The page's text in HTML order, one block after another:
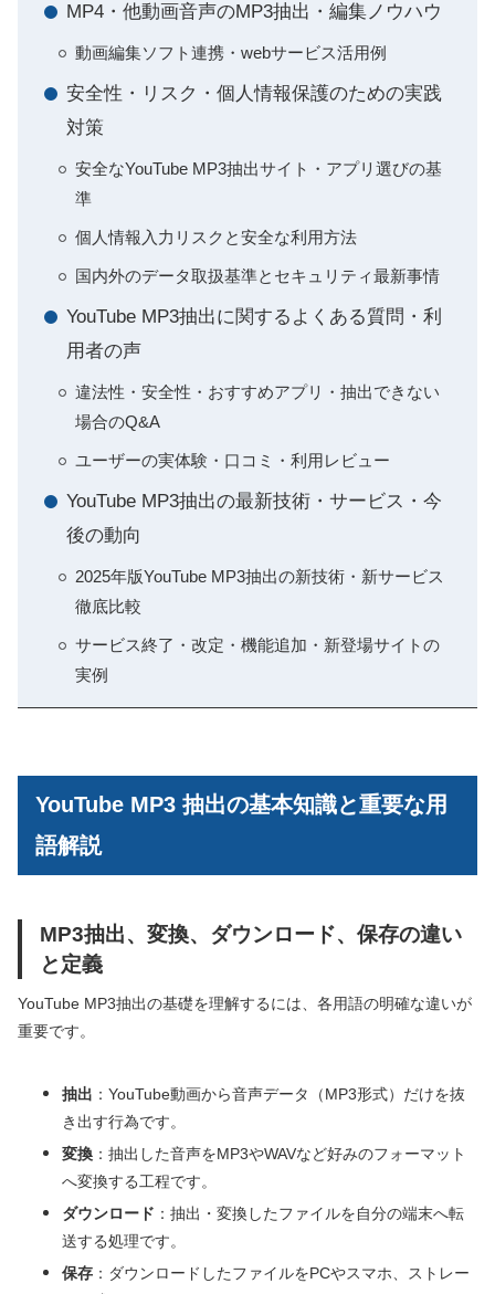
MP4・他動画音声のMP3抽出・編集ノウハウ
動画編集ソフト連携・webサービス活用例
安全性・リスク・個人情報保護のための実践
対策
安全なYouTube MP3抽出サイト・アプリ選びの基
準
個人情報入力リスクと安全な利用方法
国内外のデータ取扱基準とセキュリティ最新事情
YouTube MP3抽出に関するよくある質問・利
用者の声
違法性・安全性・おすすめアプリ・抽出できない
場合のQ&A
ユーザーの実体験・口コミ・利用レビュー
YouTube MP3抽出の最新技術・サービス・今
後の動向
2025年版YouTube MP3抽出の新技術・新サービス
徹底比較
サービス終了・改定・機能追加・新登場サイトの
実例
YouTube MP3 抽出の基本知識と重要な用
語解説
MP3抽出、変換、ダウンロード、保存の違い
と定義
YouTube MP3抽出の基礎を理解するには、各用語の明確な違いが
重要です。
抽出 ：YouTube動画から音声データ（MP3形式）だけを抜
き出す行為です。
変換 ：抽出した音声をMP3やWAVなど好みのフォーマット
へ変換する工程です。
ダウンロード ：抽出・変換したファイルを自分の端末へ転
送する処理です。
保存 ：ダウンロードしたファイルをPCやスマホ、ストレー